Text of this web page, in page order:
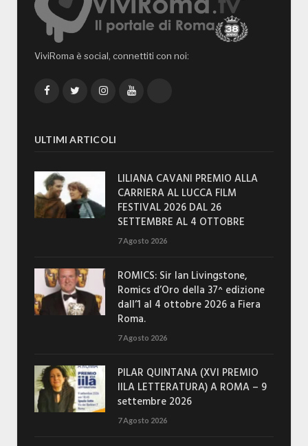
ViviRoma è social, connettiti con noi:
FacebookTwitterInstagramYouTube
ULTIMI ARTICOLI
LILIANA CAVANI PREMIO ALLA
CARRIERA AL LUCCA FILM
FESTIVAL 2026 DAL 26
SETTEMBRE AL 4 OTTOBRE
7 Agosto 2026
ROMICS: Sir Ian Livingstone,
Romics d’Oro della 37^ edizione
dall’1 al 4 ottobre 2026 a Fiera
Roma.
7 Agosto 2026
PILAR QUINTANA (XVI PREMIO
IILA LETTERATURA) A ROMA – 9
settembre 2026
7 Agosto 2026